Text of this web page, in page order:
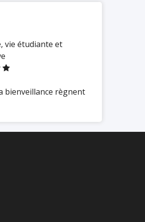
vie étudiante et
bienveillance règnent